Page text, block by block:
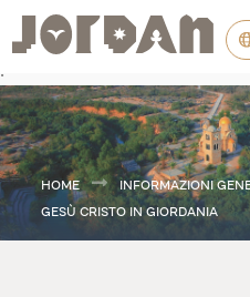
.
HOME INFORMAZIONI
GESÙ CRISTO IN GIORDANIA